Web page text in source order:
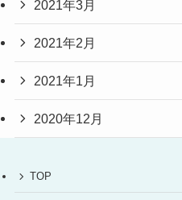
2021年3月
2021年2月
2021年1月
2020年12月
TOP